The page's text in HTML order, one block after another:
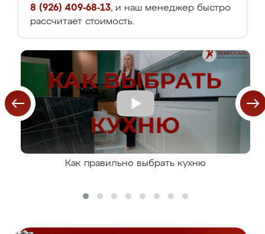
8 (926) 409-68-13, и наш менеджер быстро
рассчитает стоимость.
Как правильно выбрать кухню